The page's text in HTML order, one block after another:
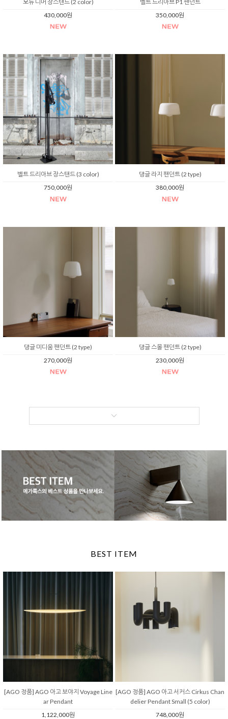
오뉴 디머 장스탠드 (2 color)
430,000원
벨트 드리아브 P1 팬던트
350,000원
벨트 드리아브 장스탠드 (3 color)
750,000원
댕글 라지 팬던트 (2 type)
380,000원
댕글 미디움 팬던트 (2 type)
270,000원
댕글 스몰 팬던트 (2 type)
230,000원
BEST ITEM
[AGO 정품] AGO 아고 보야지 Voyage Line
ar Pendant
1,122,000원
[AGO 정품] AGO 아고 서커스 Cirkus Chan
delier Pendant Small (5 color)
748,000원